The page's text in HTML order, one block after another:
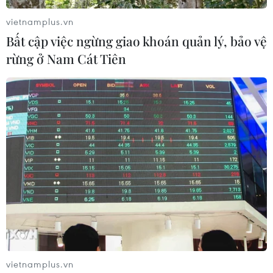
TIN LIÊN QUAN
vietnamplus.vn
Bất cập việc ngừng giao khoán quản lý, bảo vệ
rừng ở Nam Cát Tiên
vietnamplus.vn